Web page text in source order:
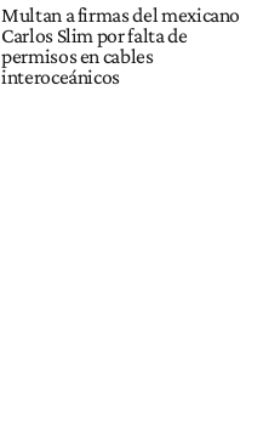
Multan a firmas del mexicano
Carlos Slim por falta de
permisos en cables
interoceánicos